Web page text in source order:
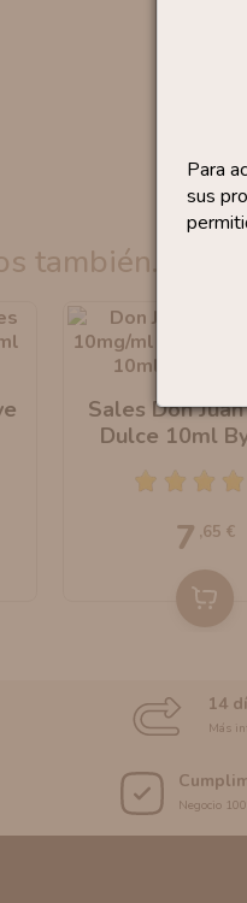
Para
sus
también...
Sales Don
Dulce 10ml
7 ,65 €
14
Más
Negocio